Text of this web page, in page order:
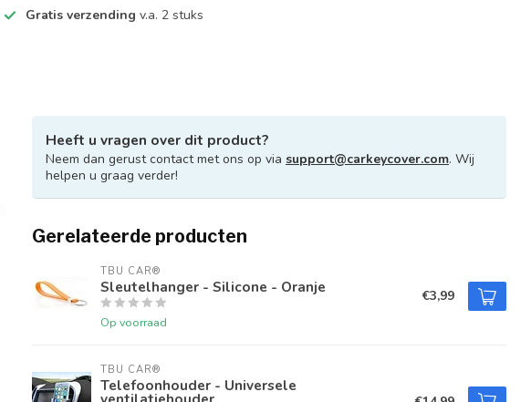
Gratis verzending v.a. 2 stuks
Heeft u vragen over dit product?
Neem dan gerust contact met ons op via support@carkeycover.com. Wij
helpen u graag verder!
Gerelateerde producten
TBU CAR®
Sleutelhanger - Silicone - Oranje
Op voorraad
€3,99
TBU CAR®
Telefoonhouder - Universele